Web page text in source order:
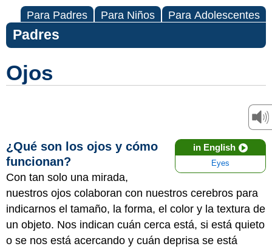
Para Padres Para Niños Para Adolescentes
Padres
Ojos
in English
Eyes
¿Qué son los ojos y cómo
funcionan?
Con tan solo una mirada,
nuestros ojos colaboran con nuestros cerebros para
indicarnos el tamaño, la forma, el color y la textura de
un objeto. Nos indican cuán cerca está, si está quieto
o se nos está acercando y cuán deprisa se está